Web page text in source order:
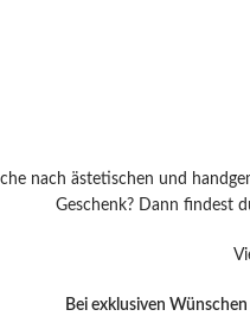
nach ästetischen und
Geschenk? Dann findest
Bei exklusiven